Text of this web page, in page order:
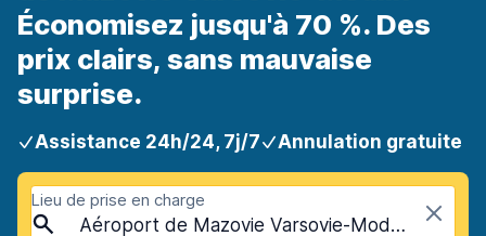
Économisez jusqu'à 70 %. Des
prix clairs, sans mauvaise
surprise.
Assistance 24h/24, 7j/7 Annulation gratuite
Lieu de prise en charge
Aéroport de Mazovie Varsovie-Modlin (WMI), Varsovie, Pologne